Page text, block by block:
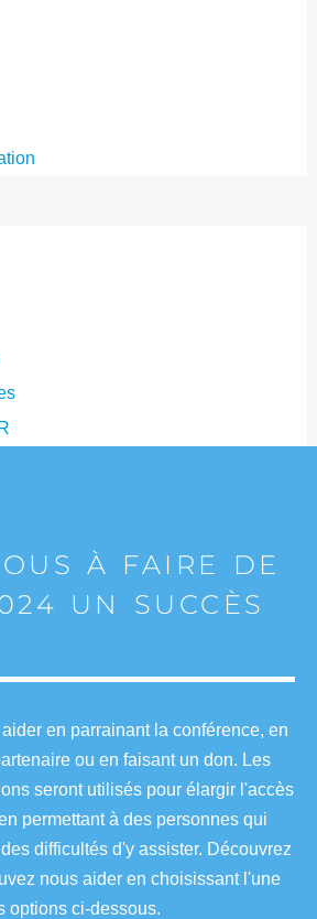
À FAIRE DE
UN SUCCÈS
en parrainant la conférence, en
ou en faisant un don. Les
seront utilisés pour élargir l'accès
permettant à des personnes qui
difficultés d'y assister. Découvrez
nous aider en choisissant l'une
options ci-dessous.